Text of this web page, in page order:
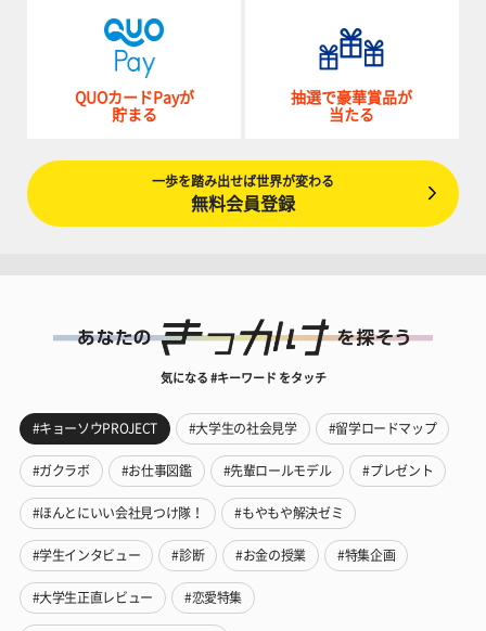
QUOカードPayが
貯まる
抽選で豪華賞品が
当たる
一歩を踏み出せば世界が変わる
無料会員登録
気になる #キーワード をタッチ
#キョーソウPROJECT #大学生の社会見学 #留学ロードマップ
#ガクラボ #お仕事図鑑 #先輩ロールモデル #プレゼント
#ほんとにいい会社見つけ隊！ #もやもや解決ゼミ
#学生インタビュー #診断 #お金の授業 #特集企画
#大学生正直レビュー #恋愛特集